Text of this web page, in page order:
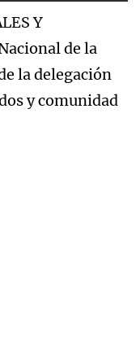
Y
de la
la delegación
y comunidad